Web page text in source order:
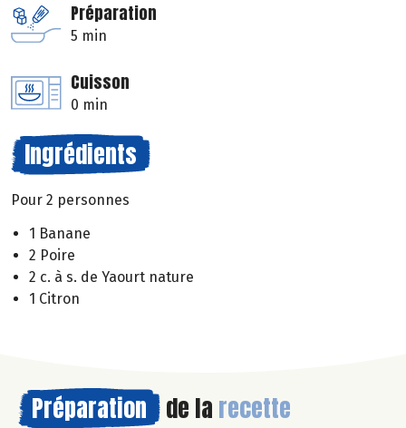
Préparation
5 min
Cuisson
0 min
Ingrédients
Pour 2 personnes
1 Banane
2 Poire
2 c. à s. de Yaourt nature
1 Citron
Préparation de la recette